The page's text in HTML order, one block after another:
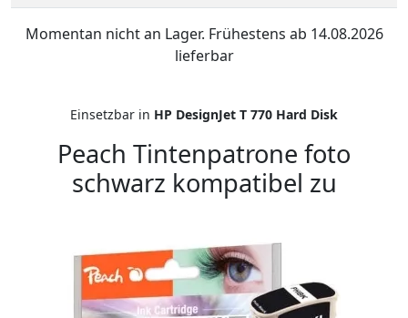
Momentan nicht an Lager. Frühestens ab 14.08.2026
lieferbar
Einsetzbar in HP DesignJet T 770 Hard Disk
Peach Tintenpatrone foto
schwarz kompatibel zu